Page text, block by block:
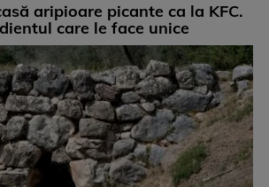
aripioare picante ca la KFC.
care le face unice